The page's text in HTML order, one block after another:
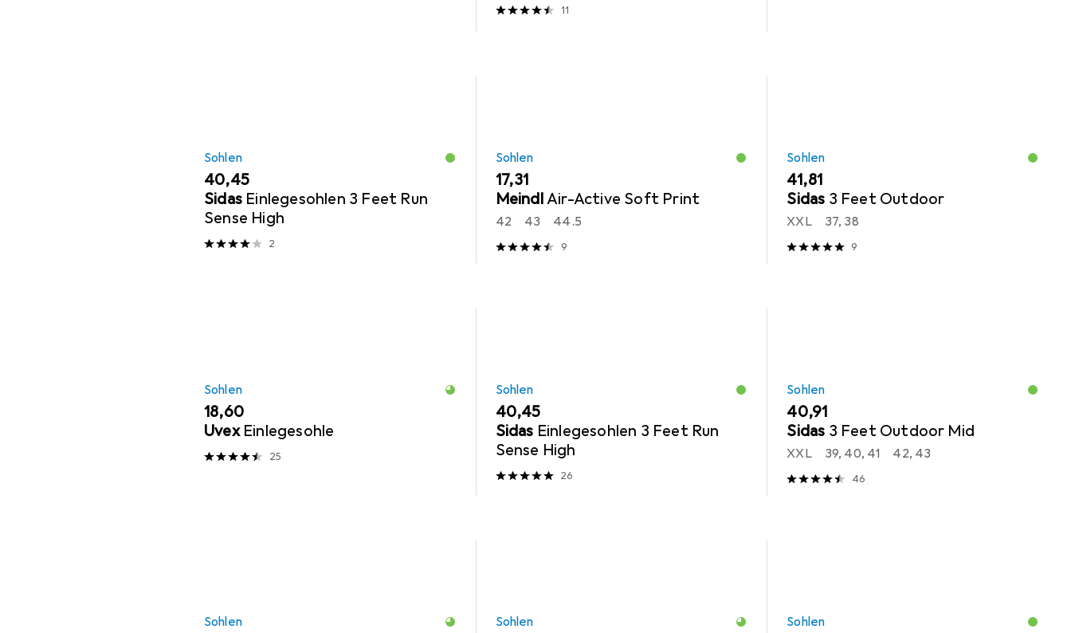
11
Sohlen
EUR
40,45
Sidas Einlegesohlen 3 Feet Run
Sense High
2
Sohlen
EUR
17,31
MeindlAir-Active Soft Print
42 43 44.5
9
Sohlen
EUR
41,81
Sidas 3 Feet Outdoor
XXL 37, 38
9
Sohlen
EUR
18,60
Uvex Einlegesohle
25
Sohlen
EUR
40,45
Sidas Einlegesohlen 3 Feet Run
Sense High
26
Sohlen
EUR
40,91
Sidas 3 Feet Outdoor Mid
XXL 39, 40, 41 42, 43
46
Sohlen Sohlen Sohlen